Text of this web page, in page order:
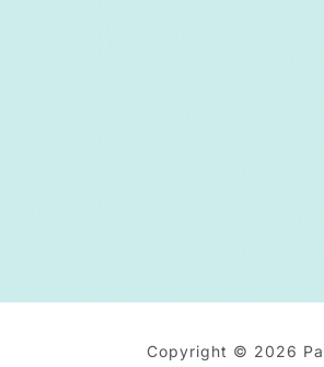
Copyright © 2026